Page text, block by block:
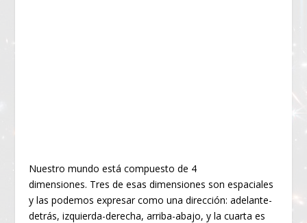
Nuestro mundo está compuesto de 4
dimensiones. Tres de esas dimensiones son espaciales
y las podemos expresar como una dirección: adelante-
detrás, izquierda-derecha, arriba-abajo, y la cuarta es